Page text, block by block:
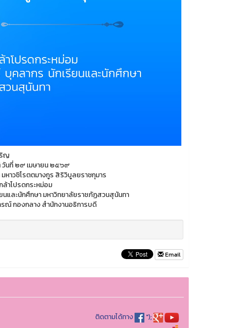
ญ
วันที่ ๒๙ เมษายน ๒๕๖๙
หาวชิโรตตมางกูร สิริวิบูลยราชกุมาร
ล้าโปรดกระหม่อม
และนักศึกษา มหาวิทยาลัยราชภัฏสวนสุนันทา
ณ์ กองกลาง สำนักงานอธิการบดี
Email
ติดตามได้ทาง ");